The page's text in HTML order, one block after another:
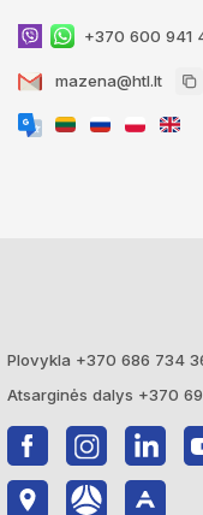
+370 600 941
mazena@htl.lt
Plovykla +370 686 734
Atsarginės dalys +370